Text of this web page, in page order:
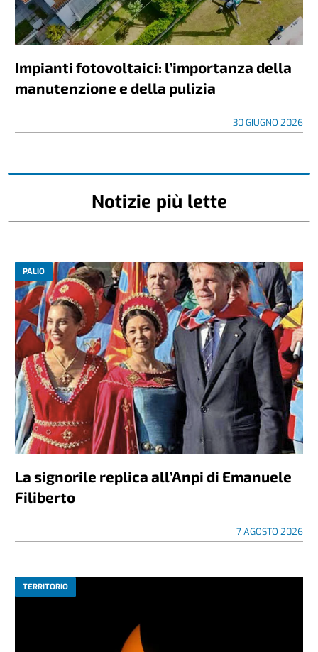
Impianti fotovoltaici: l’importanza della
manutenzione e della pulizia
30 GIUGNO 2026
Notizie più lette
PALIO
La signorile replica all’Anpi di Emanuele
Filiberto
7 AGOSTO 2026
TERRITORIO